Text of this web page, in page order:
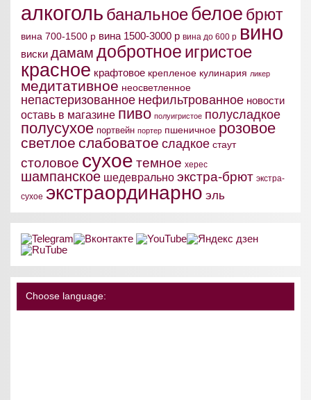
алкоголь банальноебелое брют
вина 700-1500 р вина 1500-3000 р вина до 600 р вино
виски дамам добротное игристое
красное крафтовое крепленое кулинария ликер
медитативное неосветленное
непастеризованное нефильтрованное новости
оставь в магазине пиво полуигристое полусладкое
полусухое портвейн портер пшеничное розовое
светлое слабоватое сладкое стаут
столовое сухое темное херес
шампанское шедеврально экстра-брют экстра-
сухое экстраординарно эль
Choose language: